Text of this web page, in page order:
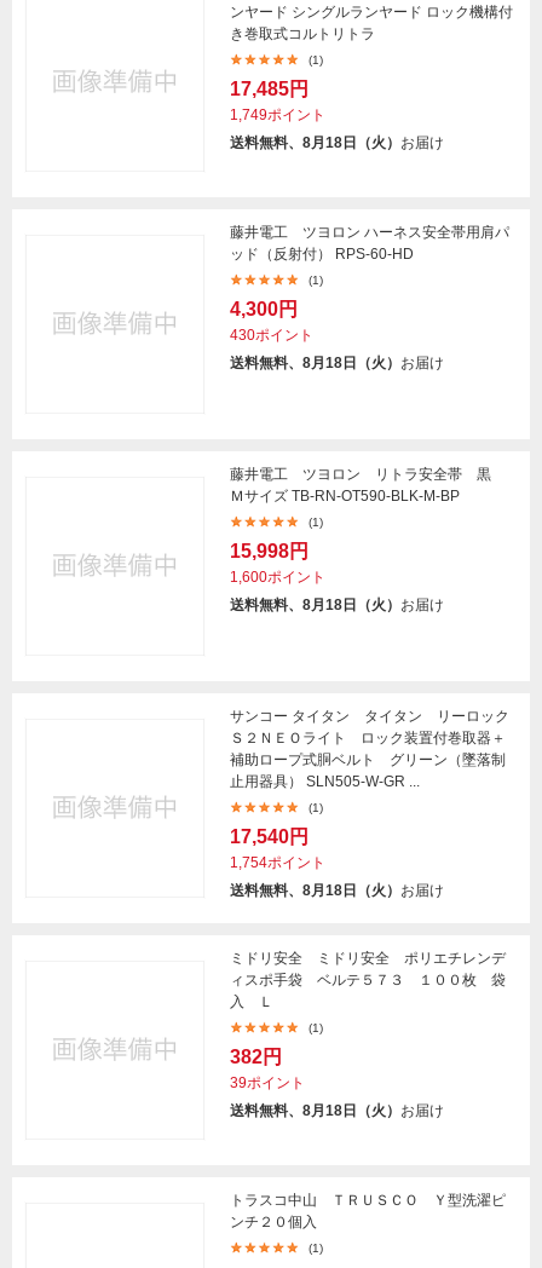
ンヤード シングルランヤード ロック機構付
き巻取式コルトリトラ
(1)
17,485円
1,749ポイント
送料無料、8月18日（火） お届け
藤井電工 ツヨロン ハーネス安全帯用肩パ
ッド（反射付） RPS-60-HD
(1)
4,300円
430ポイント
送料無料、8月18日（火） お届け
藤井電工 ツヨロン リトラ安全帯 黒
Ｍサイズ TB-RN-OT590-BLK-M-BP
(1)
15,998円
1,600ポイント
送料無料、8月18日（火） お届け
サンコー タイタン タイタン リーロック
Ｓ２ＮＥＯライト ロック装置付巻取器＋
補助ロープ式胴ベルト グリーン（墜落制
止用器具） SLN505-W-GR ...
(1)
17,540円
1,754ポイント
送料無料、8月18日（火） お届け
ミドリ安全 ミドリ安全 ポリエチレンデ
ィスポ手袋 ベルテ５７３ １００枚 袋
入 Ｌ
(1)
382円
39ポイント
送料無料、8月18日（火） お届け
トラスコ中山 ＴＲＵＳＣＯ Ｙ型洗濯ピ
ンチ２０個入
(1)